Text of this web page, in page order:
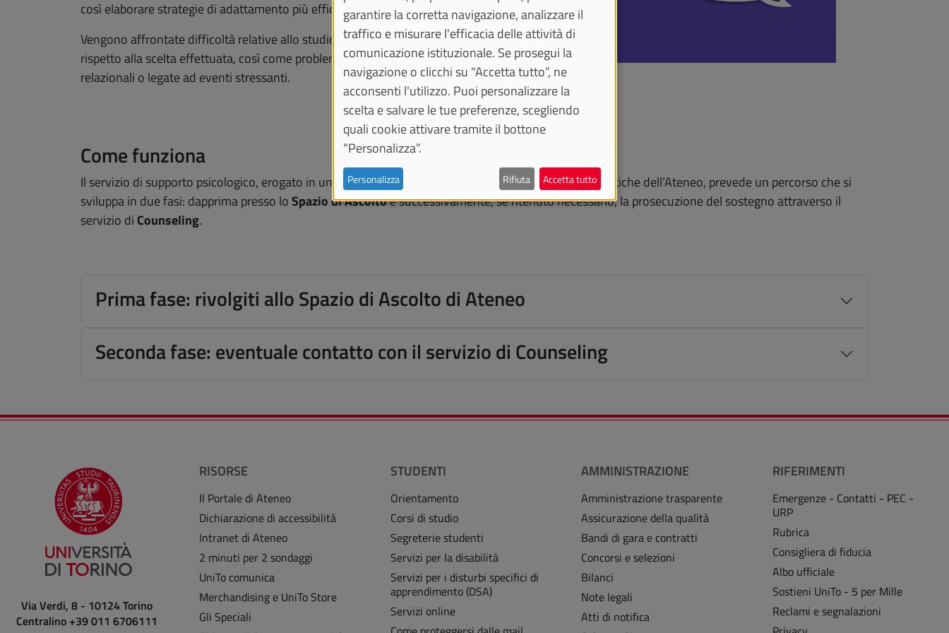
così elaborare strategie di adattamento più efficaci.
Vengono affrontate difficoltà relative allo studio e alla motivazione
rispetto alla scelta effettuata, così come problematiche affettivo-
relazionali o legate ad eventi stressanti.
Come funziona
Il servizio di supporto psicologico, erogato in un luogo riservato ed indipendente dalle strutture didattiche dell’Ateneo, prevede un percorso che si
sviluppa in due fasi: dapprima presso loSpazio di Ascoltoe successivamente, se ritenuto necessario, la prosecuzione del sostegno attraverso il
servizio di Counseling.
Prima fase: rivolgiti allo Spazio di Ascolto di Ateneo
Seconda fase: eventuale contatto con il servizio di Counseling
Via Verdi, 8 - 10124 Torino
Centralino +39 011 6706111
RISORSE
Il Portale di Ateneo
Dichiarazione di accessibilità
Intranet di Ateneo
2 minuti per 2 sondaggi
UniTo comunica
Merchandising e UniTo Store
Gli Speciali
STUDENTI
Orientamento
Corsi di studio
Segreterie studenti
Servizi per la disabilità
Servizi per i disturbi specifici di
apprendimento (DSA)
Servizi online
AMMINISTRAZIONE
Amministrazione trasparente
Assicurazione della qualità
Bandi di gara e contratti
Concorsi e selezioni
Bilanci
Note legali
Atti di notifica
RIFERIMENTI
Emergenze - Contatti - PEC -
URP
Rubrica
Consigliera di fiducia
Albo ufficiale
Sostieni UniTo - 5 per Mille
Reclami e segnalazioni
garantire la corretta navigazione, analizzare il
traffico e misurare l'efficacia delle attività di
comunicazione istituzionale. Se prosegui la
navigazione o clicchi su "Accetta tutto”, ne
acconsenti l'utilizzo. Puoi personalizzare la
scelta e salvare le tue preferenze, scegliendo
quali cookie attivare tramite il bottone
“Personalizza”.
Personalizza Rifiuta Accetta tutto